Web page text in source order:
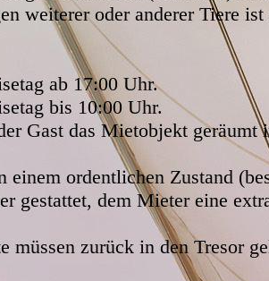
weiterer oder anderer Tiere
ab 17:00 Uhr.
bis 10:00 Uhr.
Gast das Mietobjekt geräumt
ordentlichen Zustand
gestattet, dem Mieter eine
müssen zurück in den Tresor